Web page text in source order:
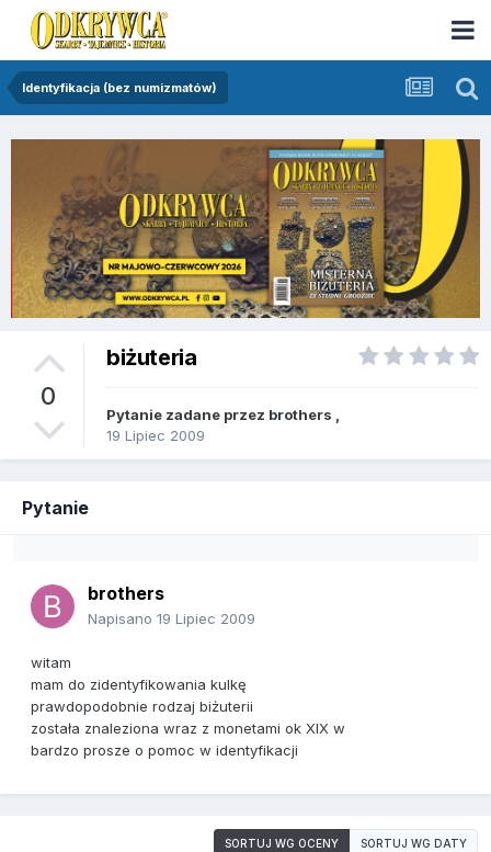
Identyfikacja (bez numizmatów)
0
biżuteria
Pytanie zadane przez brothers
19 Lipiec 2009
Pytanie
brothers
Napisano 19 Lipiec 2009
witam
mam do zidentyfikowania kulkę
prawdopodobnie rodzaj biżuterii
została znaleziona wraz z monetami ok XIX w
bardzo prosze o pomoc w identyfikacji
SORTUJ WG OCENY SORTUJ WG DATY